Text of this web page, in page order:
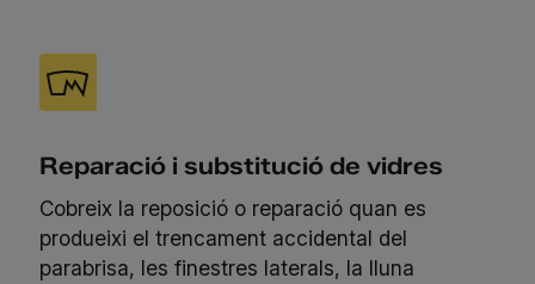
Reparació i substitució de vidres
Cobreix la reposició o reparació quan es
produeixi el trencament accidental del
parabrisa, les finestres laterals, la lluna